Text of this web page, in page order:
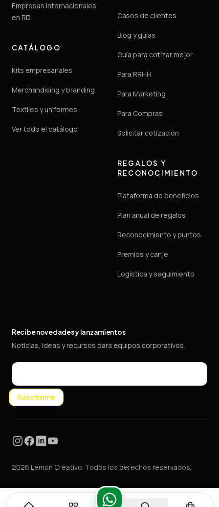
Empresas internacionales
en RD
CATÁLOGO
Kits empresariales
Merchandising y branding
Textiles y uniformes
Ver todo el catálogo
Casos de clientes
Blog y guías
Guía para cotizar mejor
Para RRHH
Para Marketing
Para Compras
Solicitar cotización
REGALOS Y
RECONOCIMIENTO
Plataforma de beneficios
Plan anual de regalos
Reconocimiento y puntos
Premios y canje
Logística y seguimiento
Recibe novedades y lanzamientos
Noticias, ideas y recursos para equipos corporativos.
Email
Suscribirme
Instagram
Facebook
LinkedInYouTube
2026 Lemon Creativo. Todos los derechos reservados.